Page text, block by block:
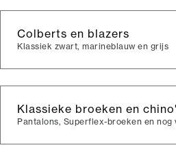
Colberts en blazers
Klassiek zwart, marineblauw en grijs
Klassieke broeken en
Pantalons, Superflex-broeken en nog